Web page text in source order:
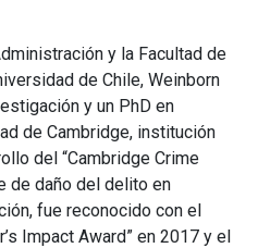
y la Facultad de
de Chile, Weinborn
y un PhD en
de Cambridge, institución
del “Cambridge Crime
de daño del delito en
fue reconocido con el
Impact Award” en 2017 y el